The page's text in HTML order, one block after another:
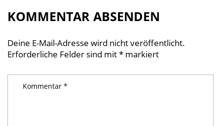
KOMMENTAR ABSENDEN
Deine E-Mail-Adresse wird nicht veröffentlicht.
Erforderliche Felder sind mit* markiert